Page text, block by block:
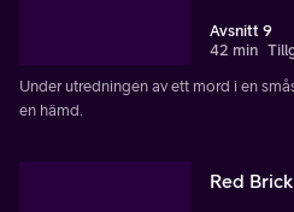
Avsnitt 9
42 min
Under utredningen av ett mord i en
en hämd.
Red